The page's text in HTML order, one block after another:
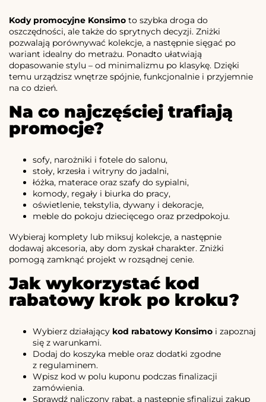
Kody promocyjne Konsimo to szybka droga do
oszczędności, ale także do sprytnych decyzji. Zniżki
pozwalają porównywać kolekcje, a następnie sięgać po
wariant idealny do metrażu. Ponadto ułatwiają
dopasowanie stylu – od minimalizmu po klasykę. Dzięki
temu urządzisz wnętrze spójnie, funkcjonalnie i przyjemnie
na co dzień.
Na co najczęściej trafiają
promocje?
sofy, narożniki i fotele do salonu,
stoły, krzesła i witryny do jadalni,
łóżka, materace oraz szafy do sypialni,
komody, regały i biurka do pracy,
oświetlenie, tekstylia, dywany i dekoracje,
meble do pokoju dziecięcego oraz przedpokoju.
Wybieraj komplety lub miksuj kolekcje, a następnie
dodawaj akcesoria, aby dom zyskał charakter. Zniżki
pomogą zamknąć projekt w rozsądnej cenie.
Jak wykorzystać kod
rabatowy krok po kroku?
Wybierz działający kod rabatowy Konsimo i zapoznaj
się z warunkami.
Dodaj do koszyka meble oraz dodatki zgodne
z regulaminem.
Wpisz kod w polu kuponu podczas finalizacji
zamówienia.
Sprawdź naliczony rabat, a następnie sfinalizuj zakup